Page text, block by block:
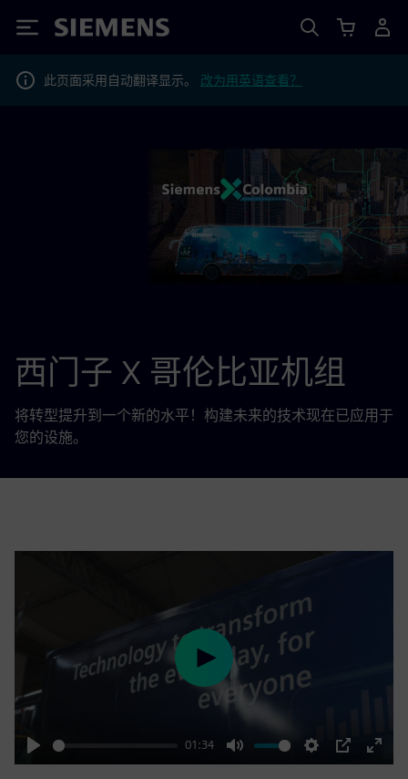
Siemens
此页面采用自动翻译显示。 改为用英语查看？
西门子 X 哥伦比亚机组
将转型提升到一个新的水平！构建未来的技术现在已应用于
您的设施。
Play
01:34
Mute Settings
PIP
Enter
Play